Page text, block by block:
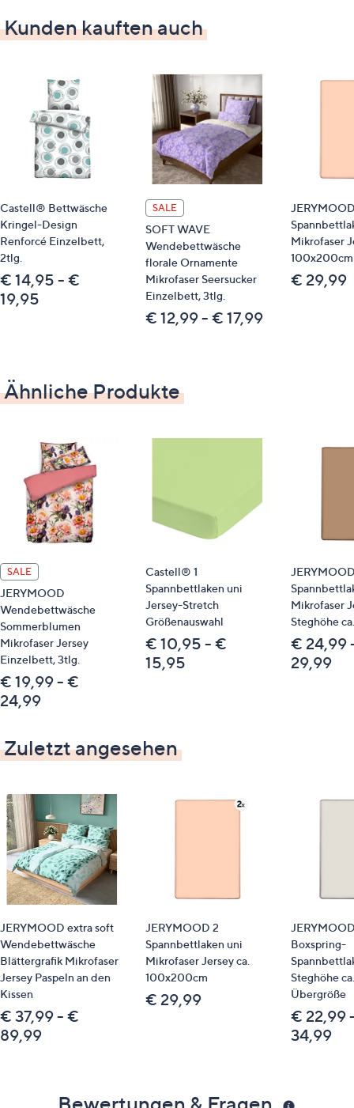
dicht gewebt
strapazierfähig
liegt kühl auf der Haut und ist daher auch sehr
beliebt für warme Sommernächte
Reißverschlusskonfektion
Farbe: mint
Material
100 % Baumwolle/Linon, gewebt
Pflege
Normalwäsche 60°
trocknergeeignet
GTIN: 4053855502508
Flamingo 801399
Schmetterling 800958
Spannbettlaken 800561
Spannbettlaken 800560
Spannbettlaken 839939
Spannbettlaken 839940
Spannbettlaken 839938
Spannbettlaken 839935
Bitte beachten
Dieser Artikel ist nicht an einen Paketshop, eine
Qualitätshinweise
Kunden kauften auch
Castell® Bettwäsche
Kringel-Design
Renforcé Einzelbett,
2tlg.
€ 14,95 - €
19,95
SALE
SOFT WAVE
Wendebettwäsche
florale Ornamente
Mikrofaser Seersucker
Einzelbett, 3tlg.
€ 12,99 - € 17,99
Mikrofaser
100x200cm
€ 29,99
Ähnliche Produkte
SALE
JERYMOOD
Wendebettwäsche
Sommerblumen
Mikrofaser Jersey
Einzelbett, 3tlg.
€ 19,99 - €
24,99
Castell® 1
Spannbettlaken uni
Jersey-Stretch
Größenauswahl
€ 10,95 - €
15,95
Mikrofaser
Steghöhe
€ 24,99
29,99
Zuletzt angesehen
JERYMOOD extra soft
Wendebettwäsche
Blättergrafik Mikrofaser
Jersey Paspeln an den
Kissen
€ 37,99 - €
89,99
JERYMOOD 2
Spannbettlaken uni
Mikrofaser Jersey ca.
100x200cm
€ 29,99
Boxspring-
Steghöhe
Übergröße
€ 22,99
34,99